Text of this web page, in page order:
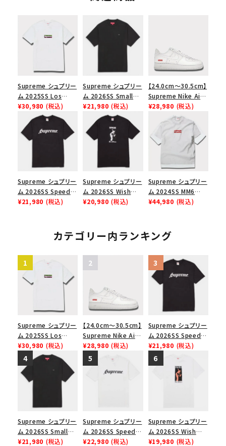
Supreme シュプリー
ム 2025SS Los
Angeles Fire Relief
Box Logo Tee ファ
イヤーリリーフボック
スロゴTシャツ ホワ
¥30,980 (税込)
Supreme シュプリー
ム 2026SS Small
Box Tee スモールボ
ックスTシャツ ブラッ
¥21,980 (税込)
【24.0cm～30.5cm】
Supreme Nike Air
Force 1 Low シュプ
リーム ナイキエアフォ
ース１スニーカー シ
ューズ ホワイト
¥28,980 (税込)
Supreme シュプリー
ム 2026SS Speed
Tee スピードTシャツ
¥21,980 (税込)
Supreme シュプリー
ム 2026SS Wish
Tee ウィッシュTシ
¥20,980 (税込)
Supreme シュプリー
ム 2024SS MM6
Maison Margiela
クスロゴTシャツ ホ
ワイト 白
¥44,980 (税込)
カテゴリー内ランキング
Supreme シュプリー
ム 2025SS Los
Angeles Fire Relief
Box Logo Tee ファ
イヤーリリーフボック
スロゴTシャツ ホワ
イト 白
¥30,980 (税込)
【24.0cm～30.5cm】
Supreme Nike Air
Force 1 Low シュプ
リーム ナイキエアフォ
ース１スニーカー シ
ューズ ホワイト
¥28,980 (税込)
Supreme シュプリー
ム 2026SS Speed
Tee スピードTシャツ
ブラック
¥21,980 (税込)
Supreme シュプリー
ム 2026SS Small
Box Tee スモールボ
¥21,980 (税込)
Supreme シュプリー
ム 2026SS Speed
Tee スピードTシャツ
¥22,980 (税込)
Supreme シュプリー
ム 2026SS Wish
Tee ウィッシュTシ
¥19,980 (税込)